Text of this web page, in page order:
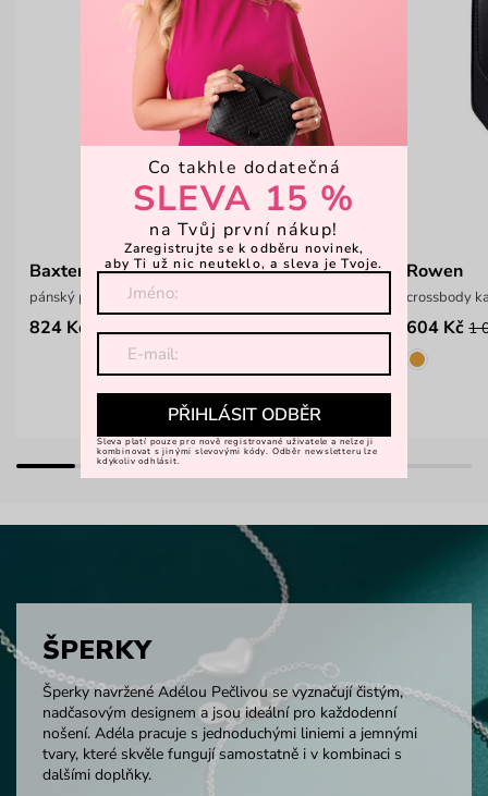
Baxter Light Grey
pánský prostorný městský batoh
824 Kč 1 499 Kč
Rowen
crossbody
604 Kč 1
ŠPERKY
Šperky navržené Adélou Pečlivou se vyznačují čistým,
nadčasovým designem a jsou ideální pro každodenní
nošení. Adéla pracuje s jednoduchými liniemi a jemnými
tvary, které skvěle fungují samostatně i v kombinaci s
dalšími doplňky.
Co takhle dodatečná
SLEVA 15 %
na Tvůj první nákup!
Zaregistrujte se k odběru novinek,
aby Ti už nic neuteklo, a sleva je Tvoje.
PŘIHLÁSIT ODBĚR
Sleva platí pouze pro nově registrované uživatele a nelze ji
kombinovat s jinými slevovými kódy. Odběr newsletteru lze
kdykoliv odhlásit.